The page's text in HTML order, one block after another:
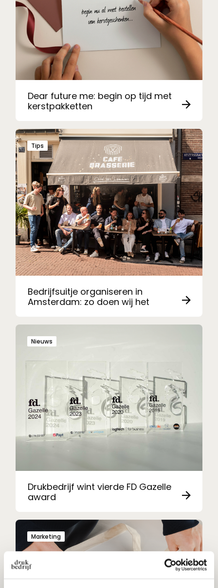
Dear future me: begin op tijd met
kerstpakketten
Bedrijfsuitje organiseren in
Amsterdam: zo doen wij het
Tips
Drukbedrijf wint vierde FD Gazelle
award
Nieuws
Marketing